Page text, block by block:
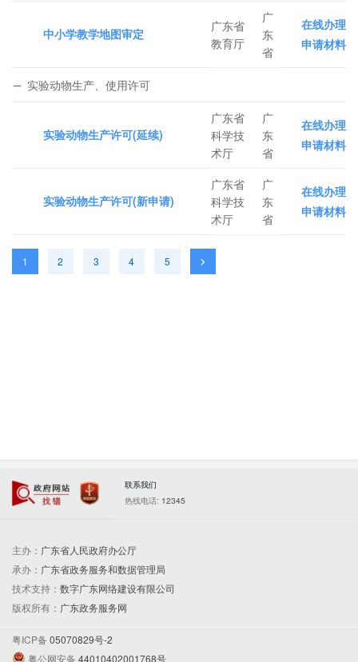
中小学教学地图审定
广东省
教育厅
广
东
省
在线办理
申请材料
实验动物生产、使用许可
实验动物生产许可(延续)
广东省
科学技
术厅
广
东
省
在线办理
申请材料
实验动物生产许可(新申请)
广东省
科学技
术厅
广
东
省
在线办理
申请材料
1 2 3 4 5
政府网站找错
党政机关
联系我们
热线电话: 12345
主办： 广东省人民政府办公厅
承办： 广东省政务服务和数据管理局
技术支持： 数字广东网络建设有限公司
版权所有： 广东政务服务网
粤ICP备 05070829号-2
粤公网安备44010402001768号